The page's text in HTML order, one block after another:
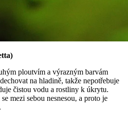
ploutvím a výrazným barvám
na hladině, takže nepotřebuje
čistou vodu a rostliny k úkrytu.
mezi sebou nesnesou, a proto je